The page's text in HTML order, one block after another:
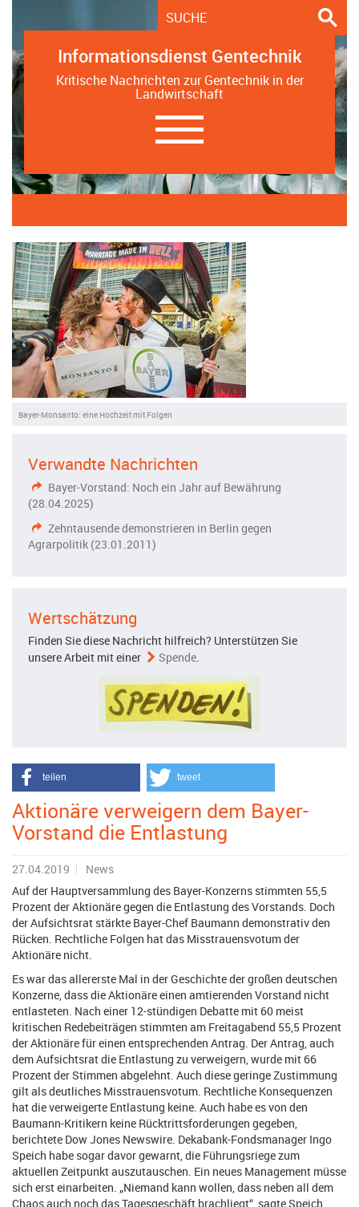
Informationsdienst Gentechnik
Kritische Nachrichten zur Gentechnik in der
Landwirtschaft
Navigation
ein-/ausblenden
Bayer-Monsanto: eine Hochzeit mit Folgen
Verwandte Nachrichten
Bayer-Vorstand: Noch ein Jahr auf Bewährung
(28.04.2025)
Zehntausende demonstrieren in Berlin gegen
Agrarpolitik (23.01.2011)
Wertschätzung
Finden Sie diese Nachricht hilfreich? Unterstützen Sie
unsere Arbeit mit einer
Spende.
teilen tweet
Aktionäre verweigern dem Bayer-
Vorstand die Entlastung
27.04.2019
News
Auf der Hauptversammlung des Bayer-Konzerns stimmten 55,5
Prozent der Aktionäre gegen die Entlastung des Vorstands. Doch
der Aufsichtsrat stärkte Bayer-Chef Baumann demonstrativ den
Rücken. Rechtliche Folgen hat das Misstrauensvotum der
Aktionäre nicht.
Es war das allererste Mal in der Geschichte der großen deutschen
Konzerne, dass die Aktionäre einen amtierenden Vorstand nicht
entlasteten. Nach einer 12-stündigen Debatte mit 60 meist
kritischen Redebeiträgen stimmten am Freitagabend 55,5 Prozent
der Aktionäre für einen entsprechenden Antrag. Der Antrag, auch
dem Aufsichtsrat die Entlastung zu verweigern, wurde mit 66
Prozent der Stimmen abgelehnt. Auch diese geringe Zustimmung
gilt als deutliches Misstrauensvotum. Rechtliche Konsequenzen
hat die verweigerte Entlastung keine. Auch habe es von den
Baumann-Kritikern keine Rücktrittsforderungen gegeben,
berichtete Dow Jones Newswire. Dekabank-Fondsmanager Ingo
Speich habe sogar davor gewarnt, die Führungsriege zum
aktuellen Zeitpunkt auszutauschen. Ein neues Management müsse
sich erst einarbeiten. „Niemand kann wollen, dass neben all dem
Chaos auch noch das Tagesgeschäft brachliegt“, sagte Speich.